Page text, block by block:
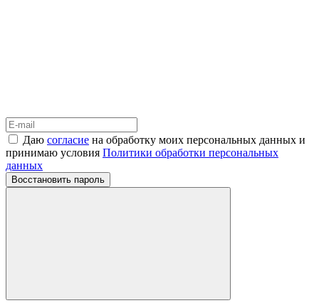
Даю согласие на обработку моих персональных данных и
принимаю условия Политики обработки персональных
данных
Восстановить пароль